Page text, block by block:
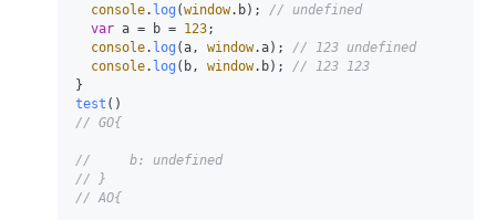
console. log (window. b); // undefined
var a = b = 123;
console. log (a, window.a); // 123 undefined
console. log (b, window. b); // 123 123
test
// GO{
//     b: undefined
// }
// AO{